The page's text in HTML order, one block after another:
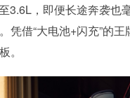
3.6L，即便长途奔袭也
凭借“大电池+闪充”的
。